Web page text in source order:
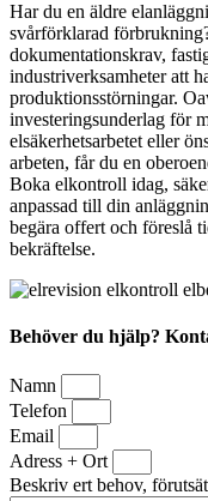
Har du en äldre
svårförklarad
dokumentationskrav,
industriverksamheter att
produktionsstörningar.
investeringsunderlag för
elsäkerhetsarbetet eller
arbeten, får du en
Boka elkontroll idag,
anpassad till din
begära offert och föreslå
bekräftelse.
Behöver du hjälp?
Namn
Telefon
Email
Adress + Ort
Beskriv ert behov,